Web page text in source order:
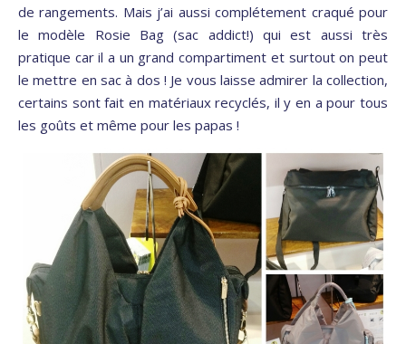
de rangements. Mais j’ai aussi complétement craqué pour
le modèle Rosie Bag (sac addict!) qui est aussi très
pratique car il a un grand compartiment et surtout on peut
le mettre en sac à dos ! Je vous laisse admirer la collection,
certains sont fait en matériaux recyclés, il y en a pour tous
les goûts et même pour les papas !